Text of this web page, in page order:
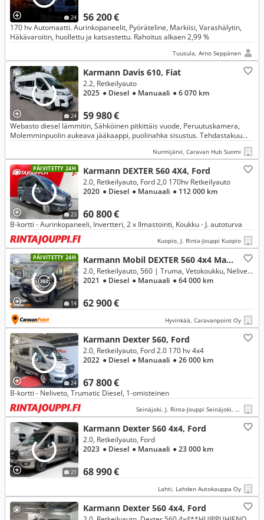
24 56 200 €
170 hv Automaatti. Aurinkopaneelit, Pyöräteline, Markiisi, Varashälytin,
Häkävaroitin, huollettu ja katsastettu. Rahoitus alkaen 2,99 %
Tuusula, Arno Seppänen
24
Karmann Davis 610, Fiat
59 980 €
2.2, Retkeilyauto
2025 ● Diesel ● Manuaali ● 6 070 km
Webasto diesel lämmitin, Sähköinen pitkittäis vuode, Peruutuskamera,
Molemminpuolin aukeava jääkaappi, puolinahka sisustus. Tehdastakuu
Nurmijärvi, Caravan Hub Suomi
PÄIVITETTY 24H
23
Karmann DEXTER 560 4X4, Ford
60 800 €
2.0, Retkeilyauto, Ford 2,0 170hv Retkeilyauto
2020 ● Diesel ● Manuaali ● 112 000 km
B-kortti - Aurinkopaneeli, Invertteri, 2 x Ilmastointi, Koukku - J. autoturva
Kuopio, J. Rinta-Jouppi Kuopio
PÄIVITETTY 24H
14
Karmann Mobil DEXTER 560 4x4 Matkailua, Ford
62 900 €
2.0, Retkeilyauto, 560 | Truma, Vetokoukku, Neliveto, Webasto
2021 ● Diesel ● Manuaali ● 64 000 km
Hyvinkää, Caravanpoint Oy
24
Karmann Dexter 560, Ford
67 800 €
2.0, Retkeilyauto, Ford 2.0 170 hv 4x4
2022 ● Diesel ● Manuaali ● 26 000 km
B-kortti - Neliveto, Trumatic Diesel, 1-omisteinen
Seinäjoki, J. Rinta-Jouppi Seinäjoki, Herralankatu
21
Karmann Dexter 560 4x4, Ford
68 990 €
2.0, Retkeilyauto, Ford
2023 ● Diesel ● Manuaali ● 23 000 km
Lahti, Lahden Autokauppa Oy
Karmann Dexter 560 4x4, Ford